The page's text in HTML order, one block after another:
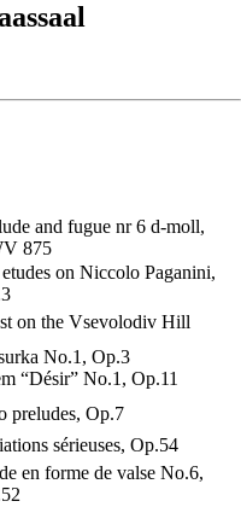
and fugue nr 6 d-moll,
875
on Niccolo Paganini,
on the Vsevolodiv Hill
No.1, Op.3
“Désir” No.1, Op.11
preludes, Op.7
sérieuses, Op.54
en forme de valse No.6,